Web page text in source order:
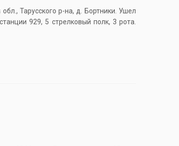
Тарусского р-на, д. Бортники. Ушел
929, 5 стрелковый полк, 3 рота.